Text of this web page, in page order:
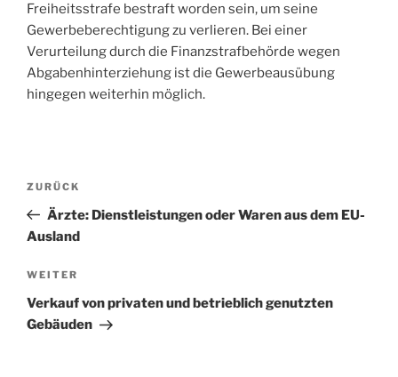
Freiheitsstrafe bestraft worden sein, um seine
Gewerbeberechtigung zu verlieren. Bei einer
Verurteilung durch die Finanzstrafbehörde wegen
Abgabenhinterziehung ist die Gewerbeausübung
hingegen weiterhin möglich.
Beitragsnavigation
Vorheriger
Beitrag
ZURÜCK
Ärzte: Dienstleistungen oder Waren aus dem EU-
Ausland
Nächster
Beitrag
WEITER
Verkauf von privaten und betrieblich genutzten
Gebäuden